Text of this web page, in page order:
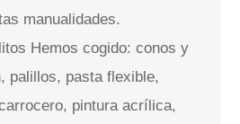
manualidades.
Hemos cogido: conos y
palillos, pasta flexible,
pintura acrílica,